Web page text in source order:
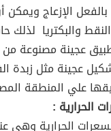
الإزعاج
والبكتريا
عجينة مصنوعة من
عجينة مثل
علي المنطقة
الحرارية :
الحرارية